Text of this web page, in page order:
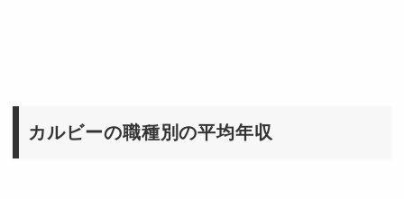
カルビーの職種別の平均年収